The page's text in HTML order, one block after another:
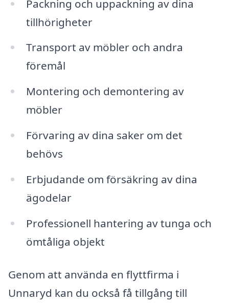
Packning och uppackning av dina
tillhörigheter
Transport av möbler och andra
föremål
Montering och demontering av
möbler
Förvaring av dina saker om det
behövs
Erbjudande om försäkring av dina
ägodelar
Professionell hantering av tunga och
ömtåliga objekt
Genom att använda en flyttfirma i
Unnaryd kan du också få tillgång till